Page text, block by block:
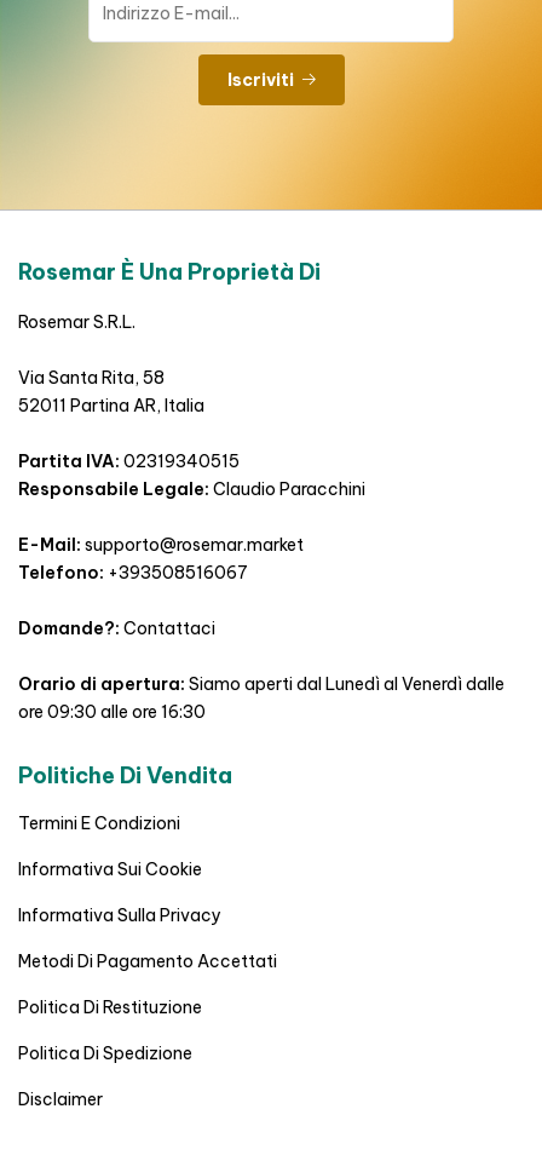
Iscriviti
Rosemar È Una Proprietà Di
Rosemar S.R.L.
Via Santa Rita, 58
52011 Partina AR, Italia
Partita IVA: 02319340515
Responsabile Legale: Claudio Paracchini
E-Mail: supporto@rosemar.market
Telefono: +393508516067
Domande?: Contattaci
Orario di apertura: Siamo aperti dal Lunedì al Venerdì dalle
ore 09:30 alle ore 16:30
Politiche Di Vendita
Termini E Condizioni
Informativa Sui Cookie
Informativa Sulla Privacy
Metodi Di Pagamento Accettati
Politica Di Restituzione
Politica Di Spedizione
Disclaimer